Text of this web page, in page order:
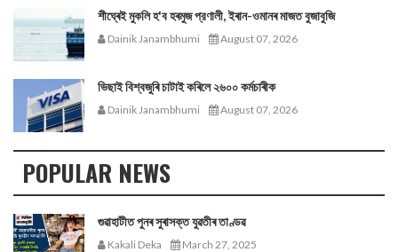
শীঘ্ৰেই মুকলি হ'ব হৰমুজ প্রণালী, ইৰান-ওমানৰ মাজত বুজাবুজি
Dainik Janambhumi August 07, 2026
ভিছাই বিশ্বজুৰি চাটাই কৰিলে ২৬০০ কৰ্মচাৰীক
Dainik Janambhumi August 07, 2026
POPULAR NEWS
গুৱাহাটীত পুনৰ সুৰাসক্ত যুৱতীৰ তাণ্ডৱ
Kakali Deka March 27, 2025